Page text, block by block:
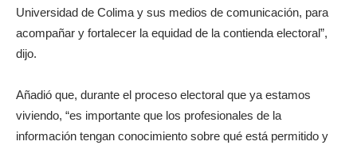
Universidad de Colima y sus medios de comunicación, para
acompañar y fortalecer la equidad de la contienda electoral”,
dijo.
Añadió que, durante el proceso electoral que ya estamos
viviendo, “es importante que los profesionales de la
información tengan conocimiento sobre qué está permitido y